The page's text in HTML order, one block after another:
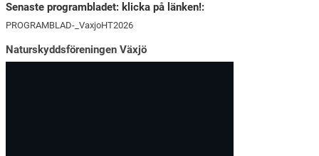
Senaste programbladet: klicka på länken!:
PROGRAMBLAD-_VaxjoHT2026
Naturskyddsföreningen Växjö